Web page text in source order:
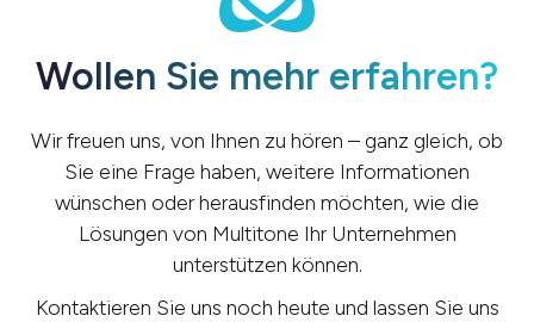
Wollen Sie mehr erfahren?
Wir freuen uns, von Ihnen zu hören – ganz gleich, ob
Sie eine Frage haben, weitere Informationen
wünschen oder herausfinden möchten, wie die
Lösungen von Multitone Ihr Unternehmen
unterstützen können.
Kontaktieren Sie uns noch heute und lassen Sie uns